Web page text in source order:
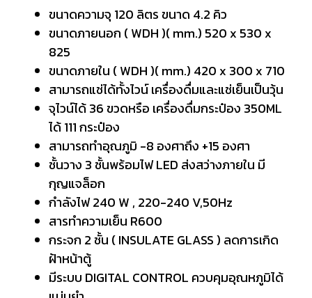
ขนาดความจุ 120 ลิตร ขนาด 4.2 คิว
ขนาดภายนอก ( WDH )( mm.) 520 x 530 x
825
ขนาดภายใน ( WDH )( mm.) 420 x 300 x 710
สามารถแช่ได้ทั้งไวน์ เครื่องดื่มและแช่เย็นเป็นวุ้น
จุไวน์ได้ 36 ขวดหรือ เครื่องดื่มกระป๋อง 350ML
ได้ 111 กระป๋อง
สามารถทำอุณภูมิ -8 องศาถึง +15 องศา
ชั้นวาง 3 ชั้นพร้อมไฟ LED ส่งสว่างภายใน มี
กุญแจล็อก
กำลังไฟ 240 W , 220-240 V,50Hz
สารทำความเย็น R600
กระจก 2 ชั้น ( INSULATE GLASS ) ลดการเกิด
ฝ้าหน้าตู้
มีระบบ DIGITAL CONTROL ควบคุมอุณหภูมิได้